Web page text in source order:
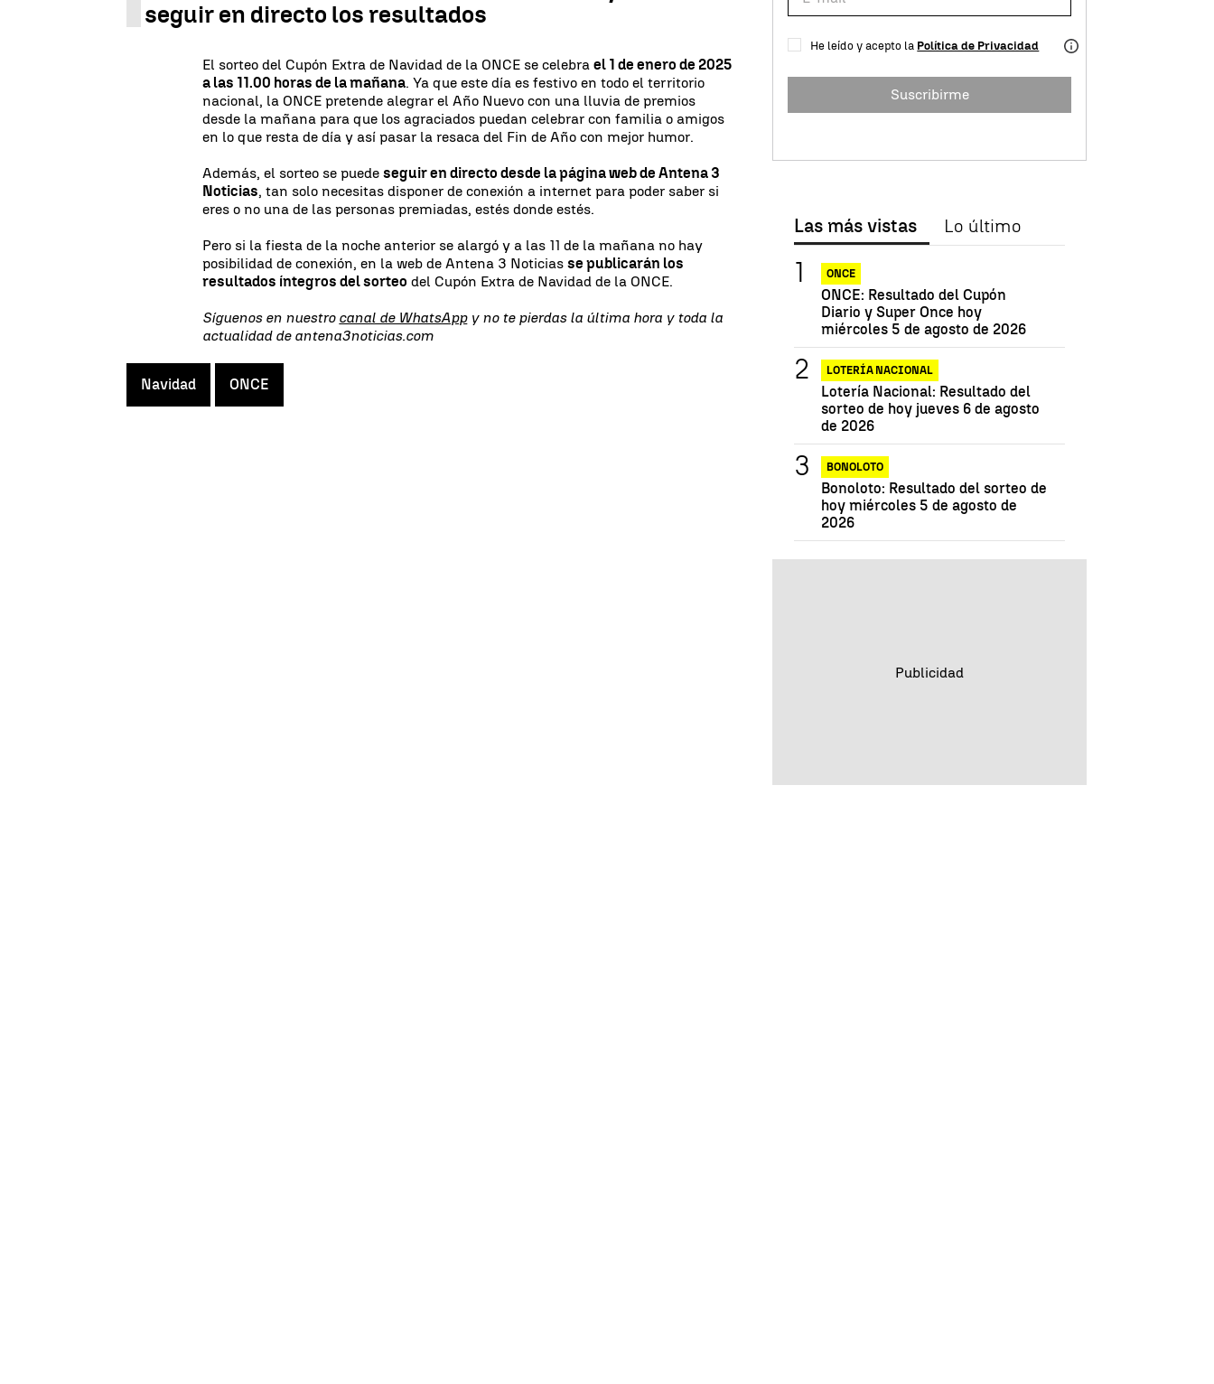
seguir en directo los resultados
El sorteo del Cupón Extra de Navidad de la ONCE se celebrael 1 de enero de 2025
a las 11.00 horas de la mañana. Ya que este día es festivo en todo el territorio
nacional, la ONCE pretende alegrar el Año Nuevo con una lluvia de premios
desde la mañana para que los agraciados puedan celebrar con familia o amigos
en lo que resta de día y así pasar la resaca del Fin de Año con mejor humor.
Además, el sorteo se puedeseguir en directo desde la página web de Antena 3
Noticias, tan solo necesitas disponer de conexión a internet para poder saber si
eres o no una de las personas premiadas, estés donde estés.
Pero si la fiesta de la noche anterior se alargó y a las 11 de la mañana no hay
posibilidad de conexión, en la web de Antena 3 Noticiasse publicarán los
resultados íntegros del sorteo del Cupón Extra de Navidad de la ONCE.
Síguenos en nuestro canal de WhatsAppy no te pierdas la última hora y toda la
actualidad de antena3noticias.com
Navidad ONCE
He leído y acepto la Política de Privacidad
Suscribirme
Las más vistas Lo último
ONCE
ONCE: Resultado del Cupón
Diario y Super Once hoy
miércoles 5 de agosto de 2026
LOTERÍA NACIONAL
Lotería Nacional: Resultado del
sorteo de hoy jueves 6 de agosto
de 2026
BONOLOTO
Bonoloto: Resultado del sorteo de
hoy miércoles 5 de agosto de
2026